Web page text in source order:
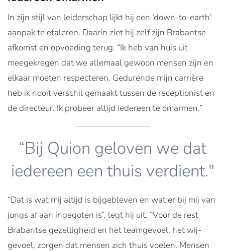
In zijn stijl van leiderschap lijkt hij een ‘down-to-earth’
aanpak te etaleren. Daarin ziet hij zelf zijn Brabantse
afkomst en opvoeding terug. “Ik heb van huis uit
meegekregen dat we allemaal gewoon mensen zijn en
elkaar moeten respecteren. Gedurende mijn carrière
heb ik nooit verschil gemaakt tussen de receptionist en
de directeur. Ik probeer altijd iedereen te omarmen.”
“Bij Quion geloven we dat
iedereen een thuis verdient."
“Dat is wat mij altijd is bijgebleven en wat er bij mij van
jongs af aan ingegoten is”, legt hij uit. “Voor de rest
Brabantse gezelligheid en het teamgevoel, het wij-
gevoel, zorgen dat mensen zich thuis voelen. Mensen